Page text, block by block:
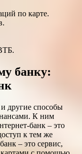
по карте.
банку:
другие способы
К ним
банк – это
к тем же
– это сервис,